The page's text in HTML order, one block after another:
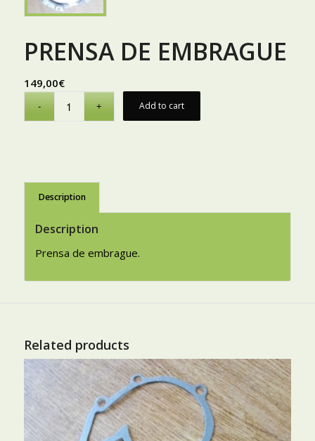
PRENSA DE EMBRAGUE
149,00€
Add to cart
Description
Description
Prensa de embrague.
Related products